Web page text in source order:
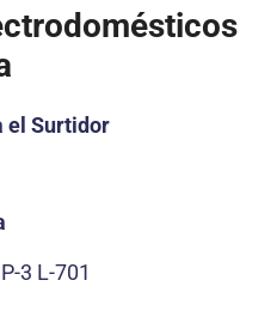
el Surtidor
3 L-701